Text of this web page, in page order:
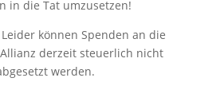
in die Tat umzusetzen!
können Spenden an die
derzeit steuerlich nicht
werden.